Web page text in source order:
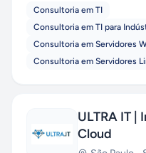
Consultoria em TI
Consultoria em TI para
Consultoria em Servidores
Consultoria em Servidores
ULTRA IT |
Cloud